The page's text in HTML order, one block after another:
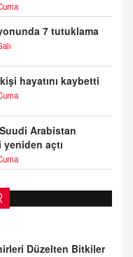
7 tutuklama
hayatını kaybetti
Arabistan
açtı
Bir Keşif Yolculuğu